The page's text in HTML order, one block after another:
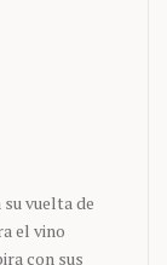
vuelta de
el vino
con sus